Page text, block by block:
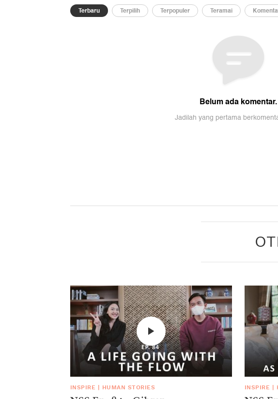
INSPIRE HUMAN STORIES INSPIRE